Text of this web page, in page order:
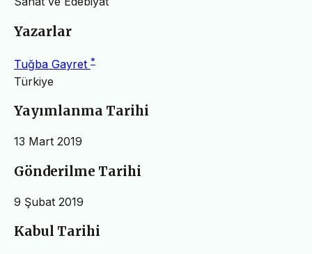
Yazarlar
Tuğba Gayret *
Türkiye
Yayımlanma Tarihi
13 Mart 2019
Gönderilme Tarihi
9 Şubat 2019
Kabul Tarihi